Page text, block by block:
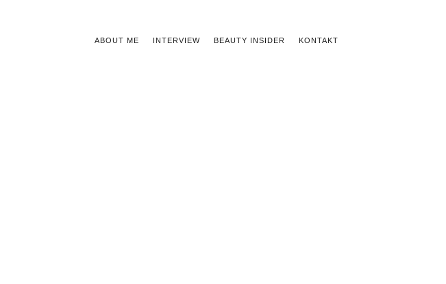
ABOUT ME INTERVIEW BEAUTY INSIDER KONTAKT